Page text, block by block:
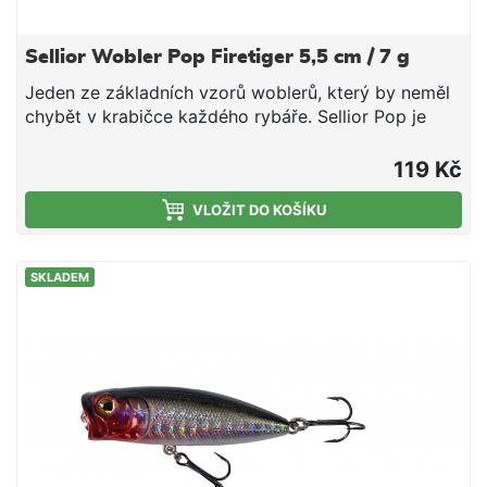
Sellior Wobler Pop Firetiger 5,5 cm / 7 g
Jeden ze základních vzorů woblerů, který by neměl
chybět v krabičce každého rybáře. Sellior Pop je
tloušťů a bolenů. Wobler je vybaven dvěma velmi
kvalitními trojháčky od značky VMC. Plastové tělo
obsahuje ocelové kuličky, které fungují jako
Zvukový Plovoucí Jednodílný Délka 55 cm
119 Kč
VLOŽIT DO KOŠÍKU
SKLADEM